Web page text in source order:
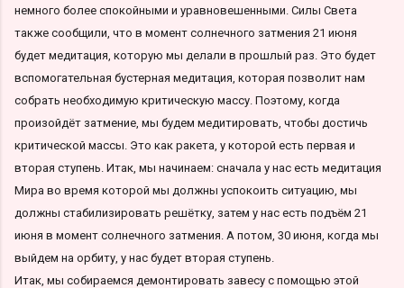
немного более спокойными и уравновешенными. Силы Света
также сообщили, что в момент солнечного затмения 21 июня
будет медитация, которую мы делали в прошлый раз. Это будет
вспомогательная бустерная медитация, которая позволит нам
собрать необходимую критическую массу. Поэтому, когда
произойдёт затмение, мы будем медитировать, чтобы достичь
критической массы. Это как ракета, у которой есть первая и
вторая ступень. Итак, мы начинаем: сначала у нас есть медитация
Мира во время которой мы должны успокоить ситуацию, мы
должны стабилизировать решётку, затем у нас есть подъём 21
июня в момент солнечного затмения. А потом, 30 июня, когда мы
выйдем на орбиту, у нас будет вторая ступень.
Итак, мы собираемся демонтировать завесу с помощью этой